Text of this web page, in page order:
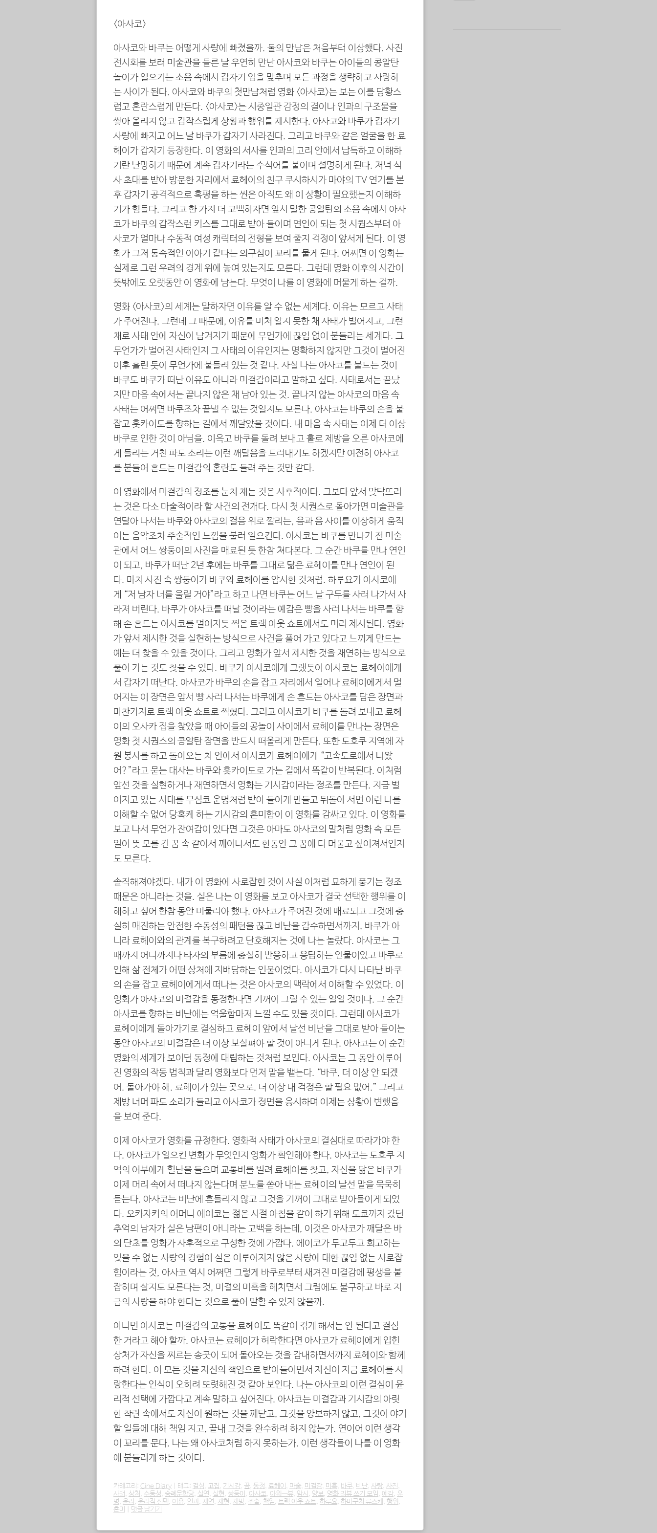
<아사코>
아사코와 바쿠는 어떻게 사랑에 빠졌을까. 둘의 만남은 처음부터 이상했다. 사진
전시회를 보러 미술관을 들른 날 우연히 만난 아사코와 바쿠는 아이들의 콩알탄
놀이가 일으키는 소음 속에서 갑자기 입을 맞추며 모든 과정을 생략하고 사랑하
는 사이가 된다. 아사코와 바쿠의 첫만남처럼 영화 <아사코>는 보는 이를 당황스
럽고 혼란스럽게 만든다. <아사코>는 시종일관 감정의 결이나 인과의 구조물을
쌓아 올리지 않고 갑작스럽게 상황과 행위를 제시한다. 아사코와 바쿠가 갑자기
사랑에 빠지고 어느 날 바쿠가 갑자기 사라진다. 그리고 바쿠와 같은 얼굴을 한 료
헤이가 갑자기 등장한다. 이 영화의 서사를 인과의 고리 안에서 납득하고 이해하
기란 난망하기 때문에 계속 갑자기라는 수식어를 붙이며 설명하게 된다. 저녁 식
사 초대를 받아 방문한 자리에서 료헤이의 친구 쿠시하시가 마야의 TV 연기를 본
후 갑자기 공격적으로 혹평을 하는 씬은 아직도 왜 이 상황이 필요했는지 이해하
기가 힘들다. 그리고 한 가지 더 고백하자면 앞서 말한 콩알탄의 소음 속에서 아사
코가 바쿠의 갑작스런 키스를 그대로 받아 들이며 연인이 되는 첫 시퀀스부터 아
사코가 얼마나 수동적 여성 캐릭터의 전형을 보여 줄지 걱정이 앞서게 된다. 이 영
화가 그저 통속적인 이야기 같다는 의구심이 꼬리를 물게 된다. 어쩌면 이 영화는
실제로 그런 우려의 경계 위에 놓여 있는지도 모른다. 그런데 영화 이후의 시간이
뜻밖에도 오랫동안 이 영화에 남는다. 무엇이 나를 이 영화에 머물게 하는 걸까.
영화 <아사코>의 세계는 말하자면 이유를 알 수 없는 세계다. 이유는 모르고 사태
가 주어진다. 그런데 그 때문에, 이유를 미처 알지 못한 채 사태가 벌어지고, 그런
채로 사태 안에 자신이 남겨지기 때문에 무언가에 끊임 없이 붙들리는 세계다. 그
무언가가 벌어진 사태인지 그 사태의 이유인지는 명확하지 않지만 그것이 벌어진
이후 홀린 듯이 무언가에 붙들려 있는 것 같다. 사실 나는 아사코를 붙드는 것이
바쿠도 바쿠가 떠난 이유도 아니라 미결감이라고 말하고 싶다. 사태로서는 끝났
지만 마음 속에서는 끝나지 않은 채 남아 있는 것. 끝나지 않는 아사코의 마음 속
사태는 어쩌면 바쿠조차 끝낼 수 없는 것일지도 모른다. 아사코는 바쿠의 손을 붙
잡고 홋카이도를 향하는 길에서 깨달았을 것이다. 내 마음 속 사태는 이제 더 이상
바쿠로 인한 것이 아님을. 이윽고 바쿠를 돌려 보내고 홀로 제방을 오른 아사코에
게 들리는 거친 파도 소리는 이런 깨달음을 드러내기도 하겠지만 여전히 아사코
를 붙들어 흔드는 미결감의 혼란도 들려 주는 것만 같다.
이 영화에서 미결감의 정조를 눈치 채는 것은 사후적이다. 그보다 앞서 맞닥뜨리
는 것은 다소 마술적이라 할 사건의 전개다. 다시 첫 시퀀스로 돌아가면 미술관을
연달아 나서는 바쿠와 아사코의 걸음 위로 깔리는, 음과 음 사이를 이상하게 움직
이는 음악조차 주술적인 느낌을 불러 일으킨다. 아사코는 바쿠를 만나기 전 미술
관에서 어느 쌍둥이의 사진을 매료된 듯 한참 쳐다본다. 그 순간 바쿠를 만나 연인
이 되고, 바쿠가 떠난 2년 후에는 바쿠를 그대로 닮은 료헤이를 만나 연인이 된
다. 마치 사진 속 쌍둥이가 바쿠와 료헤이를 암시한 것처럼. 하루요가 아사코에
게 “저 남자 너를 울릴 거야”라고 하고 나면 바쿠는 어느 날 구두를 사러 나가서 사
라져 버린다. 바쿠가 아사코를 떠날 것이라는 예감은 빵을 사러 나서는 바쿠를 향
해 손 흔드는 아사코를 멀어지듯 찍은 트랙 아웃 쇼트에서도 미리 제시된다. 영화
가 앞서 제시한 것을 실현하는 방식으로 사건을 풀어 가고 있다고 느끼게 만드는
예는 더 찾을 수 있을 것이다. 그리고 영화가 앞서 제시한 것을 재연하는 방식으로
풀어 가는 것도 찾을 수 있다. 바쿠가 아사코에게 그랬듯이 아사코는 료헤이에게
서 갑자기 떠난다. 아사코가 바쿠의 손을 잡고 자리에서 일어나 료헤이에게서 멀
어지는 이 장면은 앞서 빵 사러 나서는 바쿠에게 손 흔드는 아사코를 담은 장면과
마찬가지로 트랙 아웃 쇼트로 찍혔다. 그리고 아사코가 바쿠를 돌려 보내고 료헤
이의 오사카 집을 찾았을 때 아이들의 공놀이 사이에서 료헤이를 만나는 장면은
영화 첫 시퀀스의 콩알탄 장면을 반드시 떠올리게 만든다. 또한 도호쿠 지역에 자
원 봉사를 하고 돌아오는 차 안에서 아사코가 료헤이에게 “고속도로에서 나왔
어?”라고 묻는 대사는 바쿠와 홋카이도로 가는 길에서 똑같이 반복된다. 이처럼
앞선 것을 실현하거나 재연하면서 영화는 기시감이라는 정조를 만든다. 지금 벌
어지고 있는 사태를 무심코 운명처럼 받아 들이게 만들고 뒤돌아 서면 이런 나를
이해할 수 없어 당혹케 하는 기시감의 혼미함이 이 영화를 감싸고 있다. 이 영화를
보고 나서 무언가 잔여감이 있다면 그것은 아마도 아사코의 말처럼 영화 속 모든
일이 뜻 모를 긴 꿈 속 같아서 깨어나서도 한동안 그 꿈에 더 머물고 싶어져서인지
도 모른다.
솔직해져야겠다. 내가 이 영화에 사로잡힌 것이 사실 이처럼 묘하게 풍기는 정조
때문은 아니라는 것을. 실은 나는 이 영화를 보고 아사코가 결국 선택한 행위를 이
해하고 싶어 한참 동안 머물러야 했다. 아사코가 주어진 것에 매료되고 그것에 충
실히 매진하는 안전한 수동성의 패턴을 끊고 비난을 감수하면서까지, 바쿠가 아
니라 료헤이와의 관계를 복구하려고 단호해지는 것에 나는 놀랐다. 아사코는 그
때까지 어디까지나 타자의 부름에 충실히 반응하고 응답하는 인물이었고 바쿠로
인해 삶 전체가 어떤 상처에 지배당하는 인물이었다. 아사코가 다시 나타난 바쿠
의 손을 잡고 료헤이에게서 떠나는 것은 아사코의 맥락에서 이해할 수 있었다. 이
영화가 아사코의 미결감을 동정한다면 기꺼이 그럴 수 있는 일일 것이다. 그 순간
아사코를 향하는 비난에는 억울함마저 느낄 수도 있을 것이다. 그런데 아사코가
료헤이에게 돌아가기로 결심하고 료헤이 앞에서 날선 비난을 그대로 받아 들이는
동안 아사코의 미결감은 더 이상 보살펴야 할 것이 아니게 된다. 아사코는 이 순간
영화의 세계가 보이던 동정에 대립하는 것처럼 보인다. 아사코는 그 동안 이루어
진 영화의 작동 법칙과 달리 영화보다 먼저 말을 뱉는다. “바쿠, 더 이상 안 되겠
어. 돌아가야 해. 료헤이가 있는 곳으로. 더 이상 내 걱정은 할 필요 없어.” 그리고
제방 너머 파도 소리가 들리고 아사코가 정면을 응시하며 이제는 상황이 변했음
을 보여 준다.
이제 아사코가 영화를 규정한다. 영화적 사태가 아사코의 결심대로 따라가야 한
다. 아사코가 일으킨 변화가 무엇인지 영화가 확인해야 한다. 아사코는 도호쿠 지
역의 어부에게 힐난을 들으며 교통비를 빌려 료헤이를 찾고, 자신을 닮은 바쿠가
이제 머리 속에서 떠나지 않는다며 분노를 쏟아 내는 료헤이의 날선 말을 묵묵히
듣는다. 아사코는 비난에 흔들리지 않고 그것을 기꺼이 그대로 받아들이게 되었
다. 오카자키의 어머니 에이코는 젊은 시절 아침을 같이 하기 위해 도쿄까지 갔던
추억의 남자가 실은 남편이 아니라는 고백을 하는데, 이것은 아사코가 깨달은 바
의 단초를 영화가 사후적으로 구성한 것에 가깝다. 에이코가 두고두고 회고하는
잊을 수 없는 사랑의 경험이 실은 이루어지지 않은 사랑에 대한 끊임 없는 사로잡
힘이라는 것, 아사코 역시 어쩌면 그렇게 바쿠로부터 새겨진 미결감에 평생을 붙
잡히며 살지도 모른다는 것, 미결의 미혹을 헤치면서 그럼에도 불구하고 바로 지
금의 사랑을 해야 한다는 것으로 풀어 말할 수 있지 않을까.
아니면 아사코는 미결감의 고통을 료헤이도 똑같이 겪게 해서는 안 된다고 결심
한 거라고 해야 할까. 아사코는 료헤이가 허락한다면 아사코가 료헤이에게 입힌
상처가 자신을 찌르는 송곳이 되어 돌아오는 것을 감내하면서까지 료헤이와 함께
하려 한다. 이 모든 것을 자신의 책임으로 받아들이면서 자신이 지금 료헤이를 사
랑한다는 인식이 오히려 또렷해진 것 같아 보인다. 나는 아사코의 이런 결심이 윤
리적 선택에 가깝다고 계속 말하고 싶어진다. 아사코는 미결감과 기시감의 아릿
한 착란 속에서도 자신이 원하는 것을 깨닫고, 그것을 양보하지 않고, 그것이 야기
할 일들에 대해 책임 지고, 끝내 그것을 완수하려 하지 않는가. 연이어 이런 생각
이 꼬리를 문다. 나는 왜 아사코처럼 하지 못하는가. 이런 생각들이 나를 이 영화
에 붙들리게 하는 것이다.
카테고리: Cine Diary 태그: 결심, 고집, 기시감, 꿈, 동정, 료헤이 , 마술, 미결감, 미혹, 바쿠, 비난, 사랑, 사진,
사태, 상처, 수동성, 숭례문학당, 실연, 실현, 쌍둥이 , 아사코, 아워—뷰, 암시 , 양보, 영화 리뷰 쓰기 모임, 예감, 운
명, 윤리 , 윤리적 선택, 이유, 인과, 재연, 재현, 제방, 주술, 책임, 트랙 아웃 쇼트, 하루요, 하마구치 류스케 , 행위 ,
혼미
댓글 남기기